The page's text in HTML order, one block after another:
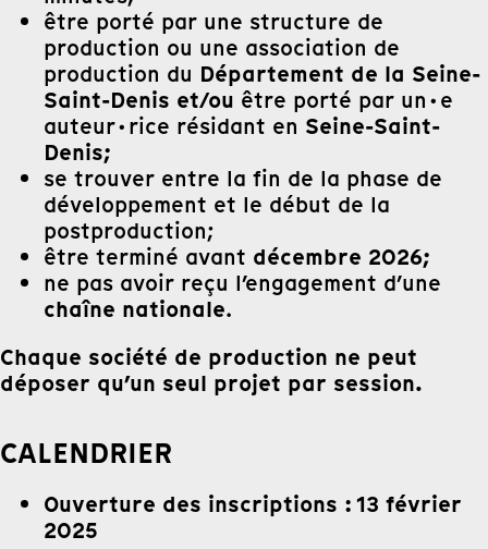
être porté par une structure de
production ou une association de
production du Département de la Seine-
Saint-Denis et/ou être porté par un·e
auteur·rice résidant en Seine-Saint-
Denis;
se trouver entre la fin de la phase de
développement et le début de la
postproduction;
être terminé avant décembre 2026;
ne pas avoir reçu l’engagement d’une
chaîne nationale.
Chaque société de production ne peut
déposer qu’un seul projet par session.
CALENDRIER
Ouverture des inscriptions : 13 février
2025